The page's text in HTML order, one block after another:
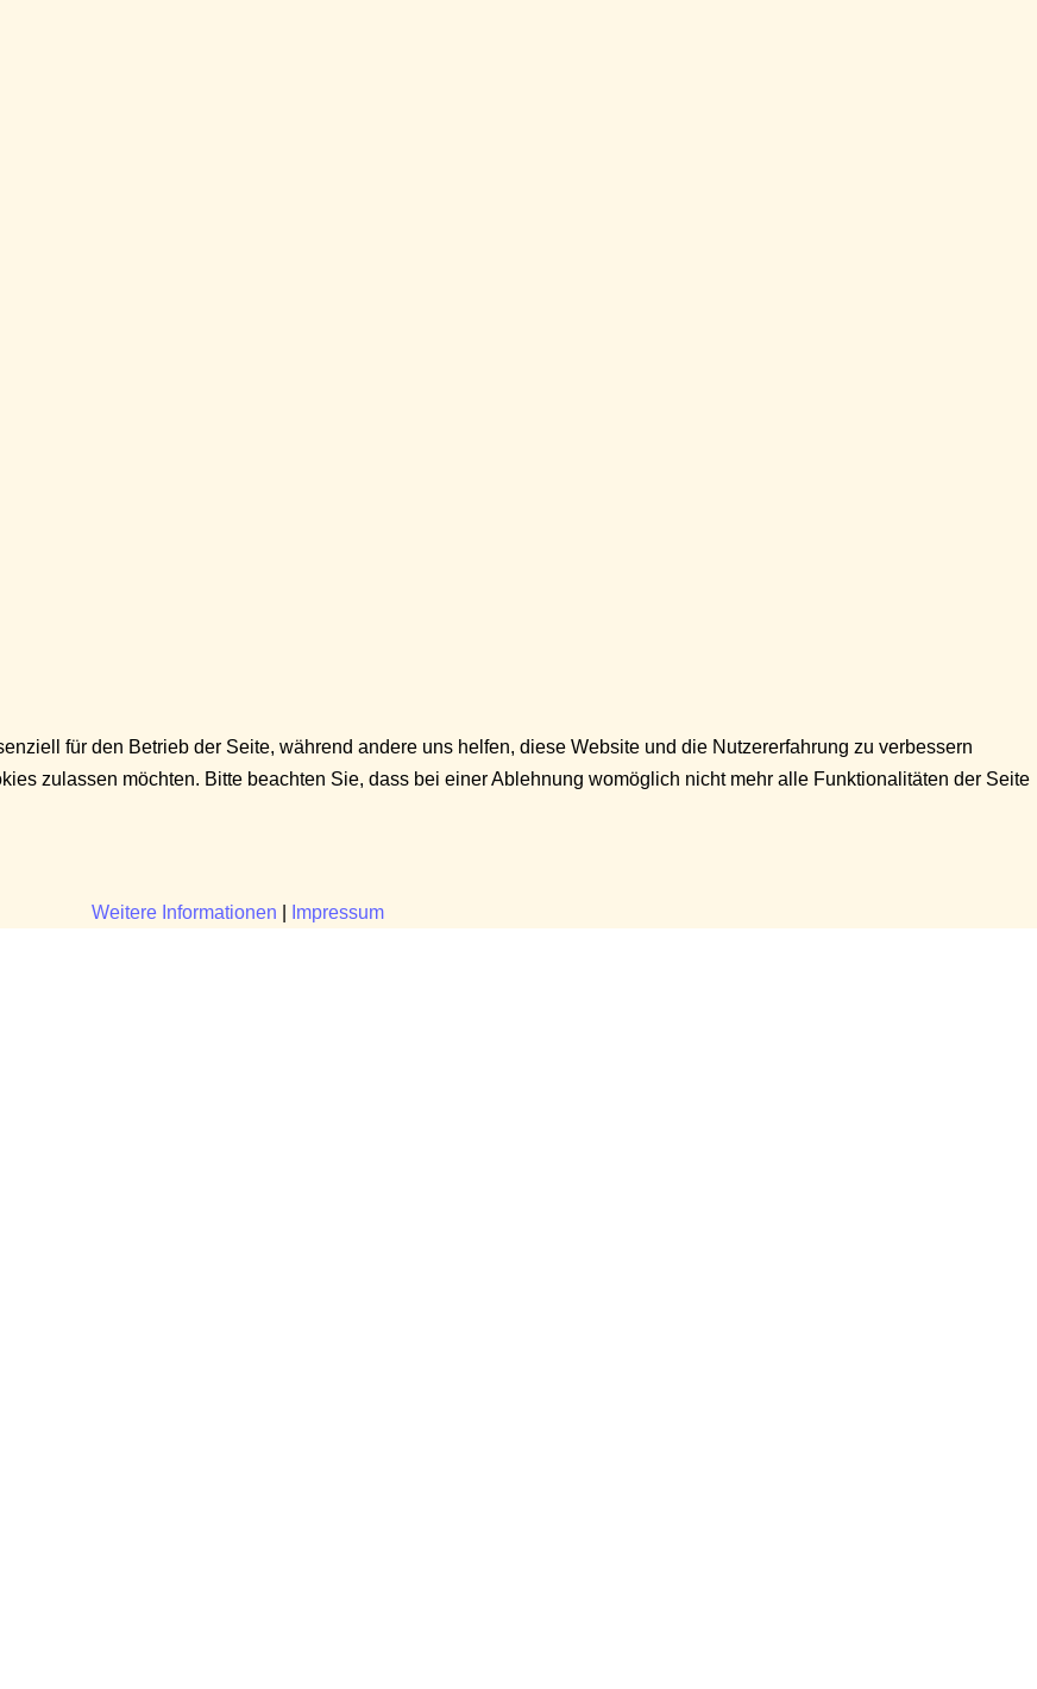
für den Betrieb der Seite, während andere uns helfen, diese Website und die Nutzererfahrung zu verbessern
zulassen möchten. Bitte beachten Sie, dass bei einer Ablehnung womöglich nicht mehr alle Funktionalitäten der Seite
Weitere Informationen Impressum